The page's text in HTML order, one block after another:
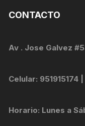
CONTACTO
Av . Jose Galvez
Celular: 951915174
Horario: Lunes a